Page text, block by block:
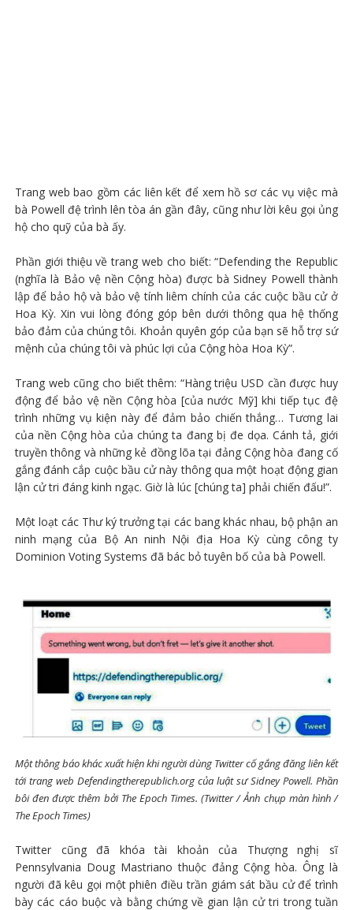
Trang web bao gồm các liên kết để xem hồ sơ các vụ việc mà
bà Powell đệ trình lên tòa án gần đây, cũng như lời kêu gọi ủng
hộ cho quỹ của bà ấy.
Phần giới thiệu về trang web cho biết: “Defending the Republic
(nghĩa là Bảo vệ nền Cộng hòa) được bà Sidney Powell thành
lập để bảo hộ và bảo vệ tính liêm chính của các cuộc bầu cử ở
Hoa Kỳ. Xin vui lòng đóng góp bên dưới thông qua hệ thống
bảo đảm của chúng tôi. Khoản quyên góp của bạn sẽ hỗ trợ sứ
mệnh của chúng tôi và phúc lợi của Cộng hòa Hoa Kỳ”.
Trang web cũng cho biết thêm: “Hàng triệu USD cần được huy
động để bảo vệ nền Cộng hòa [của nước Mỹ] khi tiếp tục đệ
trình những vụ kiện này để đảm bảo chiến thắng… Tương lai
của nền Cộng hòa của chúng ta đang bị đe dọa. Cánh tả, giới
truyền thông và những kẻ đồng lõa tại đảng Cộng hòa đang cố
gắng đánh cắp cuộc bầu cử này thông qua một hoạt động gian
lận cử tri đáng kinh ngạc. Giờ là lúc [chúng ta] phải chiến đấu!”.
Một loạt các Thư ký trưởng tại các bang khác nhau, bộ phận an
ninh mạng của Bộ An ninh Nội địa Hoa Kỳ cùng công ty
Dominion Voting Systems đã bác bỏ tuyên bố của bà Powell.
Một thông báo khác xuất hiện khi người dùng Twitter cố gắng đăng liên kết
tới trang web Defendingtherepublich.org của luật sư Sidney Powell. Phần
bôi đen được thêm bởi The Epoch Times. (Twitter / Ảnh chụp màn hình /
The Epoch Times)
Twitter cũng đã khóa tài khoản của Thượng nghị sĩ
Pennsylvania Doug Mastriano thuộc đảng Cộng hòa. Ông là
người đã kêu gọi một phiên điều trần giám sát bầu cử để trình
bày các cáo buộc và bằng chứng về gian lận cử tri trong tuần